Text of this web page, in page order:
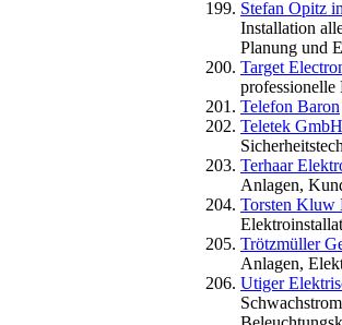
Stefan Opitz
Installation
Planung und
Target
Telefon Baron
Teletek
Terhaar
Anlagen,
Torsten Kluw
Trötzmüller
Anlagen,
Utiger